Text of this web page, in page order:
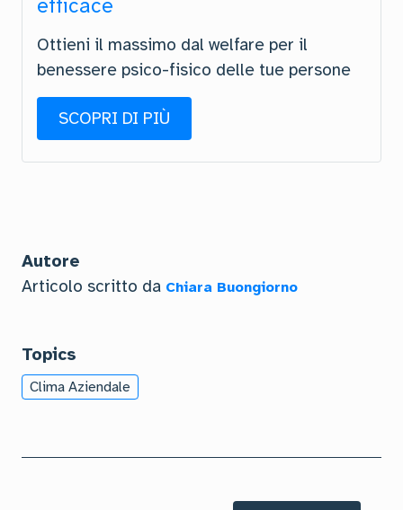
efficace
Ottieni il massimo dal welfare per il
benessere psico-fisico delle tue persone
SCOPRI DI PIÙ
Autore
Articolo scritto da Chiara Buongiorno
Topics
Clima Aziendale